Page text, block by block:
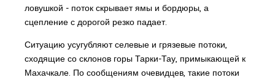
ловушкой - поток скрывает ямы и бордюры, а
сцепление с дорогой резко падает.
Ситуацию усугубляют селевые и грязевые потоки,
сходящие со склонов горы Тарки-Тау, примыкающей к
Махачкале. По сообщениям очевидцев, такие потоки